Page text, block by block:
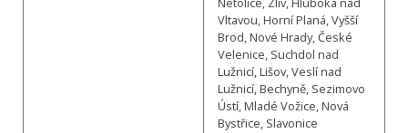
Vltavou, Horní Planá, Vyšší
Brod, Nové Hrady, České
Velenice, Suchdol nad
Lužnicí, Lišov, Veslí nad
Lužnicí, Bechyně, Sezimovo
Ústí, Mladé Vožice, Nová
Bystřice, Slavonice